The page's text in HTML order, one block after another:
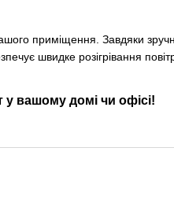
приміщення. Завдяки
швидке розігрівання
у вашому домі чи офісі!